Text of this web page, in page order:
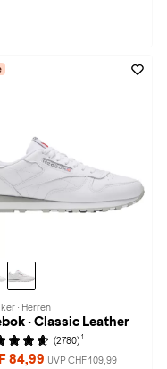
· Herren
· Classic Leather
(2780) 1
84,99 UVP CHF 109,99